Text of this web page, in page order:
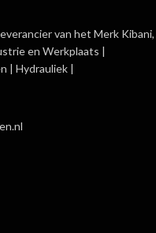
van het Merk Kibani,
en Werkplaats |
| Hydrauliek |